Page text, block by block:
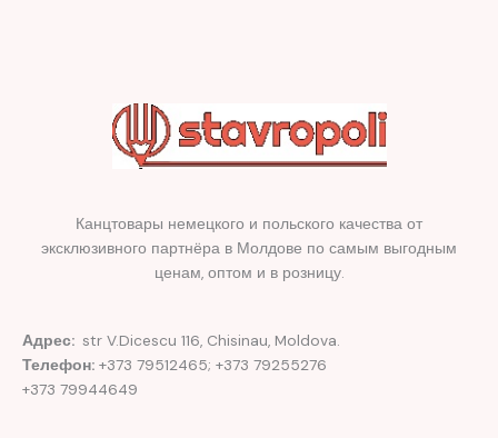
Канцтовары немецкого и польского качества от
эксклюзивного партнёра в Молдове по самым выгодным
ценам, оптом и в розницу.
Адрес: str V.Dicescu 116, Chisinau, Moldova.
Телефон: +373 79512465; +373 79255276
+373 79944649